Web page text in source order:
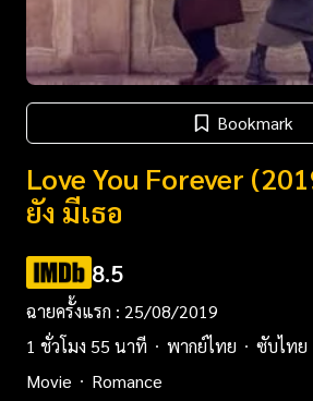
Bookmark
Love You Forever
ยัง มีเธอ
8.5
ฉายครั้งแรก : 25/08/2019
1 ชั่วโมง 55 นาที
พากย์ไทย ซับไทย
Movie
Romance